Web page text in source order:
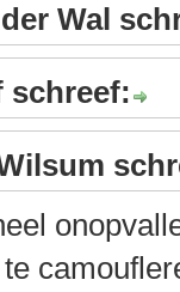
Wal
schreef: